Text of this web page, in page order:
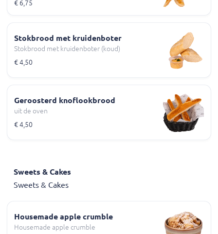
€ 6,75
Stokbrood met kruidenboter
Stokbrood met kruidenboter (koud)
€ 4,50
Geroosterd knoflookbrood
uit de oven
€ 4,50
Sweets & Cakes
Sweets & Cakes
Housemade apple crumble
Housemade apple crumble